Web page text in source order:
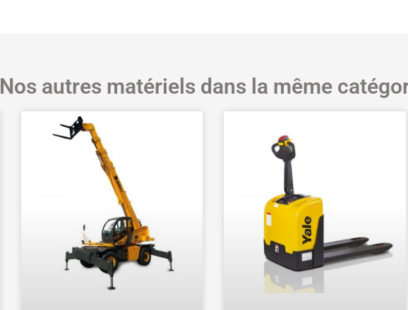
Nos autres matériels dans la même